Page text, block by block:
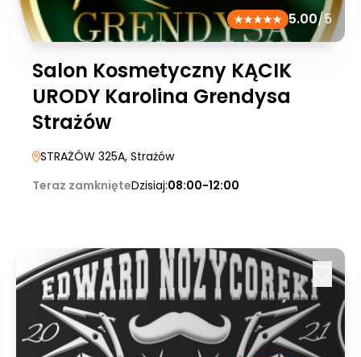
5.00/5
Salon Kosmetyczny KĄCIK
URODY Karolina Grendysa
Strażów
STRAŻÓW 325A, Strażów
Teraz zamknięteDzisiaj:08:00-12:00